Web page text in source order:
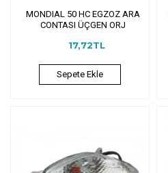
MONDIAL 50 HC EGZOZ ARA
CONTASI ÜÇGEN ORJ
17,72TL
Sepete Ekle